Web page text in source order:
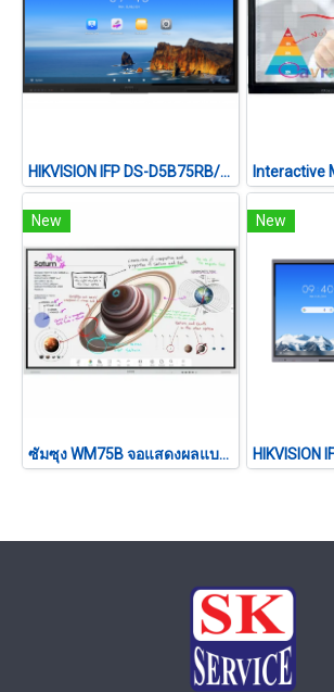
HIKVISION IFP DS-D5B75RB/FL 75 นิ้ว 4K Interactive Display
New
ซัมซุง WM75B จอแสดงผลแบบร่วมมือ ขนาด 75 นิ้ว 4K UHD 20 จุดสัมผัส Tizen 6.5
New